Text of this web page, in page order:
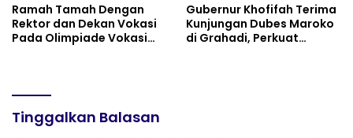
Ramah Tamah Dengan
Rektor dan Dekan Vokasi
Pada Olimpiade Vokasi
Timur Siap Jadi Pusat
Pengembangan Vokasi
Nasional
Gubernur Khofifah Terima
Kunjungan Dubes Maroko
di Grahadi, Perkuat
Tinggalkan Balasan